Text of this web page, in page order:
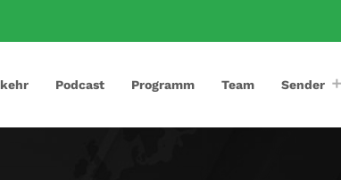
Podcast Programm Team Sender